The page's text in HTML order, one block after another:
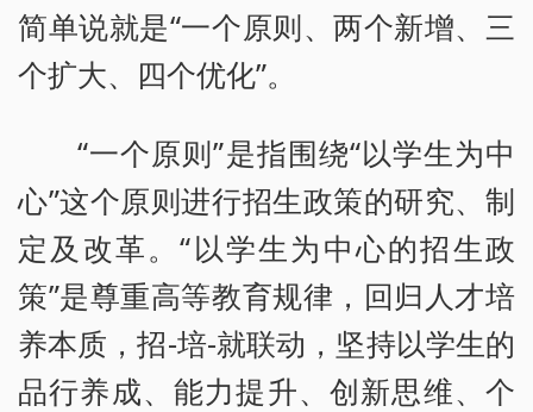
简单说就是“一个原则、两个新增、三
个扩大、四个优化”。
“一个原则”是指围绕“以学生为中
心”这个原则进行招生政策的研究、制
定及改革。“以学生为中心的招生政
策”是尊重高等教育规律，回归人才培
养本质，招-培-就联动，坚持以学生的
品行养成、能力提升、创新思维、个